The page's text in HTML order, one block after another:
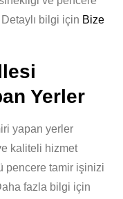
bilgi için Bize
Yerler
yapan yerler
kaliteli hizmet
pencere tamir işinizi
fazla bilgi için